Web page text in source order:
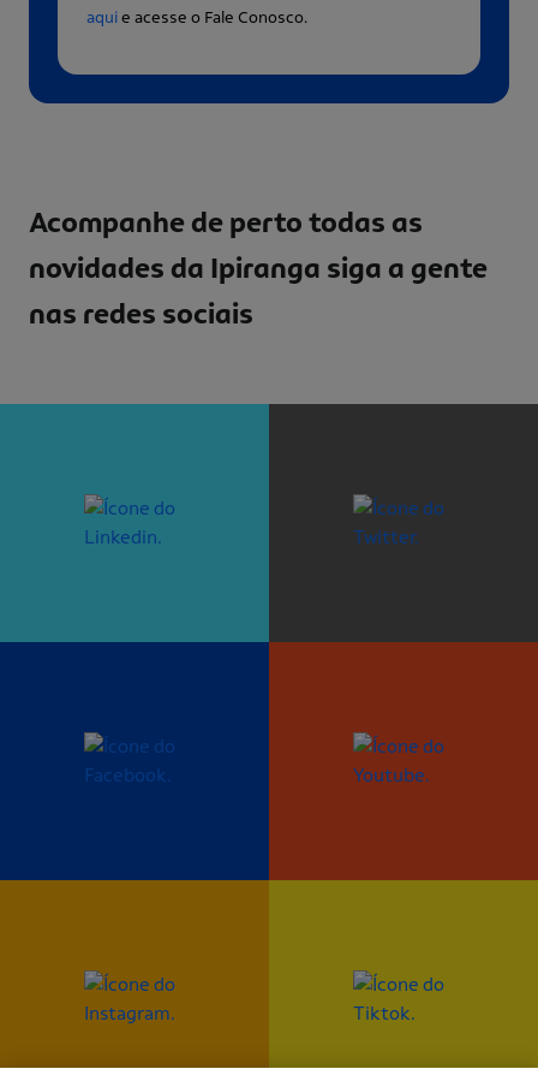
aquie acesse o Fale Conosco.
Acompanhe de perto todas as
novidades da Ipiranga siga a gente
nas redes sociais